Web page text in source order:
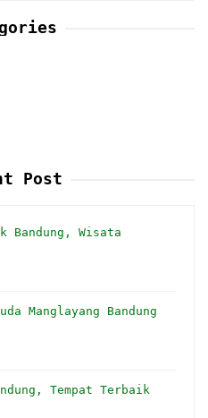
Post
Bandung, Wisata
Manglayang Bandung
Tempat Terbaik